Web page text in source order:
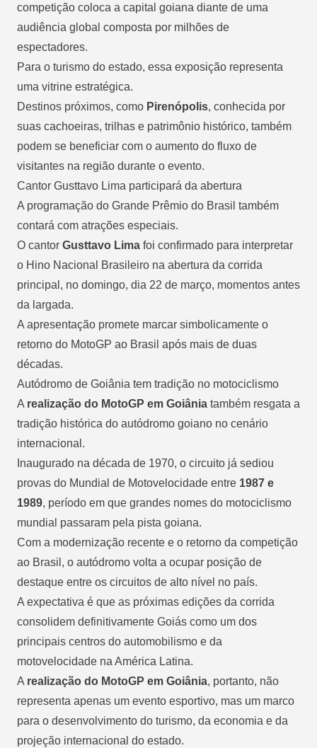
competição coloca a capital goiana diante de uma
audiência global composta por milhões de
espectadores.
Para o turismo do estado, essa exposição representa
uma vitrine estratégica.
Destinos próximos, como Pirenópolis, conhecida por
suas cachoeiras, trilhas e patrimônio histórico, também
podem se beneficiar com o aumento do fluxo de
visitantes na região durante o evento.
Cantor Gusttavo Lima participará da abertura
A programação do Grande Prêmio do Brasil também
contará com atrações especiais.
O cantor Gusttavo Lima foi confirmado para interpretar
o Hino Nacional Brasileiro na abertura da corrida
principal, no domingo, dia 22 de março, momentos antes
da largada.
A apresentação promete marcar simbolicamente o
retorno do MotoGP ao Brasil após mais de duas
décadas.
Autódromo de Goiânia tem tradição no motociclismo
A realização do MotoGP em Goiânia também resgata a
tradição histórica do autódromo goiano no cenário
internacional.
Inaugurado na década de 1970, o circuito já sediou
provas do Mundial de Motovelocidade entre 1987 e
1989, período em que grandes nomes do motociclismo
mundial passaram pela pista goiana.
Com a modernização recente e o retorno da competição
ao Brasil, o autódromo volta a ocupar posição de
destaque entre os circuitos de alto nível no país.
A expectativa é que as próximas edições da corrida
consolidem definitivamente Goiás como um dos
principais centros do automobilismo e da
motovelocidade na América Latina.
A realização do MotoGP em Goiânia, portanto, não
representa apenas um evento esportivo, mas um marco
para o desenvolvimento do turismo, da economia e da
projeção internacional do estado.